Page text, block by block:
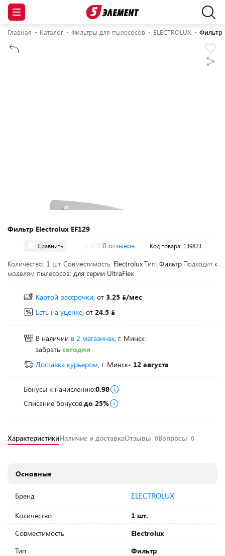
Главная Каталог Фильтры для пылесосов ELECTROLUX Фильтр
Фильтр Electrolux EF129
Сравнить 0 отзывов Код товара: 139823
Количество: 1 шт.Совместимость: ElectroluxТип: Фильтр Подходит к
моделям пылесосов: для серии UltraFlex
Картой рассрочки, от 3.25
/мес
Есть на уценке, от 24.5
В наличии в 2 магазинах, г. Минск:
забрать сегодня
Доставка курьером, г. Минск- 12 августа
Бонусы к начислению:0.98
Списание бонусов:до 25%
ХарактеристикиНаличие и доставкаОтзывы 0Вопросы 0
Основные
Бренд ELECTROLUX
Количество
1 шт.
Совместимость
Electrolux
Тип
Фильтр